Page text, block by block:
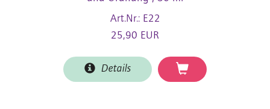
Art.Nr.: E22
25,90 EUR
Details